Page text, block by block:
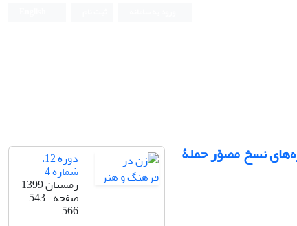
نسخ مصوّر حملۀ دوره 12،
شماره 4
زمستان 1399
صفحه543-
566